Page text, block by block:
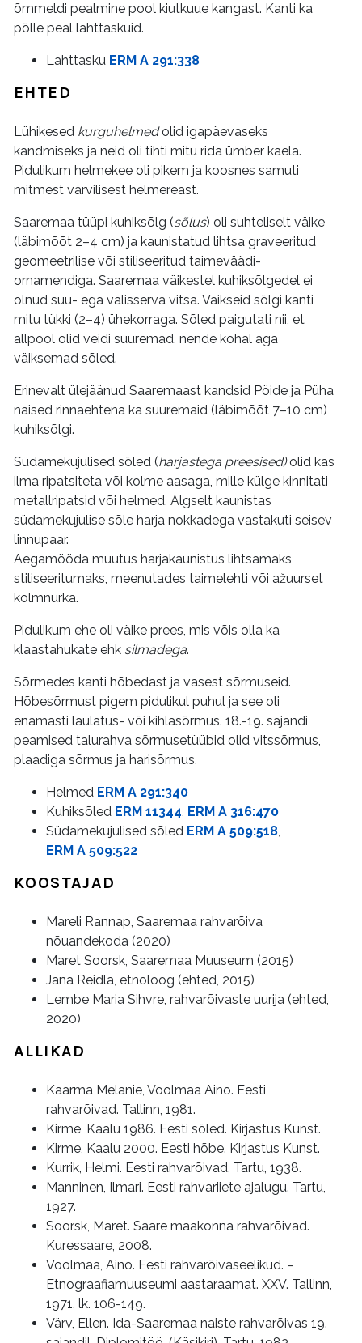
õmmeldi pealmine pool kiutkuue kangast. Kanti ka
põlle peal lahttaskuid.
Lahttasku ERM A 291:338
EHTED
Lühikesed kurguhelmedolid igapäevaseks
kandmiseks ja neid oli tihti mitu rida ümber kaela.
Pidulikum helmekee oli pikem ja koosnes samuti
mitmest värvilisest helmereast.
Saaremaa tüüpi kuhiksõlg (sõlus) oli suhteliselt väike
(läbimõõt 2–4 cm) ja kaunistatud lihtsa graveeritud
geomeetrilise või stiliseeritud taimeväädi-
ornamendiga. Saaremaa väikestel kuhiksõlgedel ei
olnud suu- ega välisserva vitsa. Väikseid sõlgi kanti
mitu tükki (2–4) ühekorraga. Sõled paigutati nii, et
allpool olid veidi suuremad, nende kohal aga
väiksemad sõled.
Erinevalt ülejäänud Saaremaast kandsid Pöide ja Püha
naised rinnaehtena ka suuremaid (läbimõõt 7–10 cm)
kuhiksõlgi.
Südamekujulised sõled (harjastega preesised)olid kas
ilma ripatsiteta või kolme aasaga, mille külge kinnitati
metallripatsid või helmed. Algselt kaunistas
südamekujulise sõle harja nokkadega vastakuti seisev
linnupaar.
Aegamööda muutus harjakaunistus lihtsamaks,
stiliseeritumaks, meenutades taimelehti või ažuurset
kolmnurka.
Pidulikum ehe oli väike prees, mis võis olla ka
klaastahukate ehk silmadega.
Sõrmedes kanti hõbedast ja vasest sõrmuseid.
Hõbesõrmust pigem pidulikul puhul ja see oli
enamasti laulatus- või kihlasõrmus. 18.-19. sajandi
peamised talurahva sõrmusetüübid olid vitssõrmus,
plaadiga sõrmus ja harisõrmus.
Helmed ERM A 291:340
Kuhiksõled ERM 11344, ERM A 316:470
Südamekujulised sõled ERM A 509:518,
ERM A 509:522
KOOSTAJAD
Mareli Rannap, Saaremaa rahvarõiva
nõuandekoda (2020)
Maret Soorsk, Saaremaa Muuseum (2015)
Jana Reidla, etnoloog (ehted, 2015)
Lembe Maria Sihvre, rahvarõivaste uurija (ehted,
2020)
ALLIKAD
Kaarma Melanie, Voolmaa Aino. Eesti
rahvarõivad. Tallinn, 1981.
Kirme, Kaalu 1986. Eesti sõled. Kirjastus Kunst.
Kirme, Kaalu 2000. Eesti hõbe. Kirjastus Kunst.
Kurrik, Helmi. Eesti rahvarõivad. Tartu, 1938.
Manninen, Ilmari. Eesti rahvariiete ajalugu. Tartu,
1927.
Soorsk, Maret. Saare maakonna rahvarõivad.
Kuressaare, 2008.
Voolmaa, Aino. Eesti rahvarõivaseelikud. –
Etnograafiamuuseumi aastaraamat. XXV. Tallinn,
1971, lk. 106-149.
Värv, Ellen. Ida-Saaremaa naiste rahvarõivas 19.